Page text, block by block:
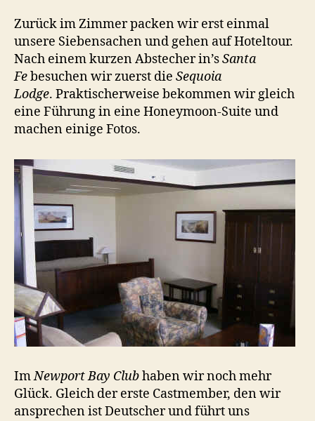
Zurück im Zimmer packen wir erst einmal
unsere Siebensachen und gehen auf Hoteltour.
Nach einem kurzen Abstecher in’sSanta
Febesuchen wir zuerst die Sequoia
Lodge. Praktischerweise bekommen wir gleich
eine Führung in eine Honeymoon-Suite und
machen einige Fotos.
ImNewport Bay Clubhaben wir noch mehr
Glück. Gleich der erste Castmember, den wir
ansprechen ist Deutscher und führt uns